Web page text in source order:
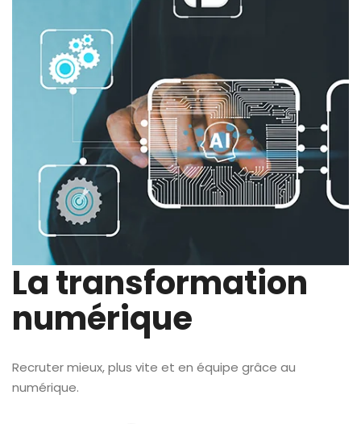
La transformation
numérique
Recruter mieux, plus vite et en équipe grâce au
numérique.